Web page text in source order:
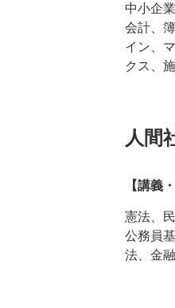
中小企
会計、
イン、
クス、
人間
【講義
憲法、
公務員
法、金